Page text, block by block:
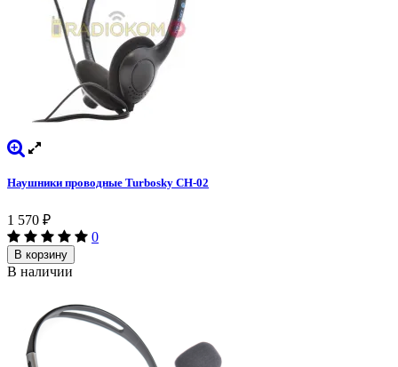
Наушники проводные Turbosky CH-02
1 570 ₽
0
В корзину
В наличии